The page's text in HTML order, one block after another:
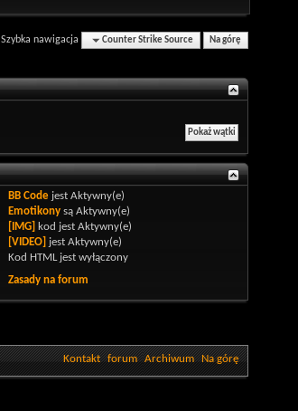
Szybka nawigacja Counter Strike Source Na górę
BB Code jestAktywny(e)
Emotikony sąAktywny(e)
[IMG] kod jestAktywny(e)
[VIDEO] jestAktywny(e)
Kod HTML jestwyłączony
Zasady na forum
Kontakt forum Archiwum Na górę